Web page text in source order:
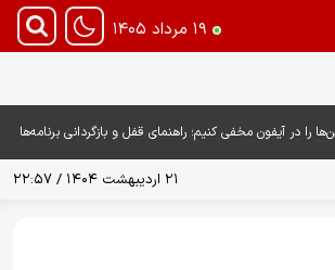
۱۹ مرداد ۱۴۰۵
را در آیفون مخفی کنیم؛ راهنمای قفل و بازگردانی برنامه‌ها
۲۱ اردیبهشت ۱۴۰۴ / ۲۲:۵۷